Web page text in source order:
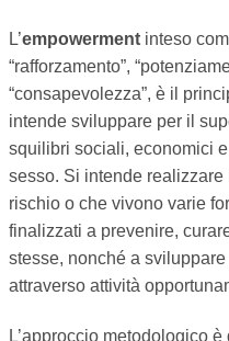
L’empowerment inteso
“rafforzamento”,
“consapevolezza”, è il
intende sviluppare per il
squilibri sociali, economici
sesso. Si intende
rischio o che vivono varie
finalizzati a prevenire,
stesse, nonché a
attraverso attività
L’approccio metodologico